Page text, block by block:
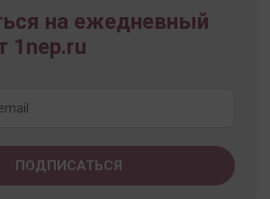
на ежедневный
1nep.ru